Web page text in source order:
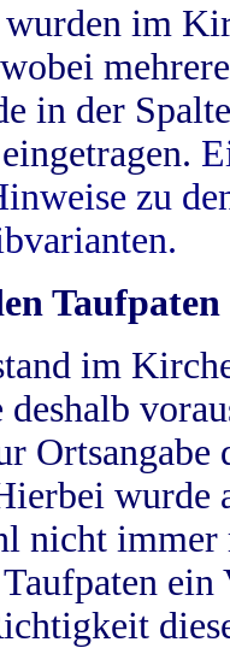
im
in der
zu
Taufpaten
im
wurde
nicht